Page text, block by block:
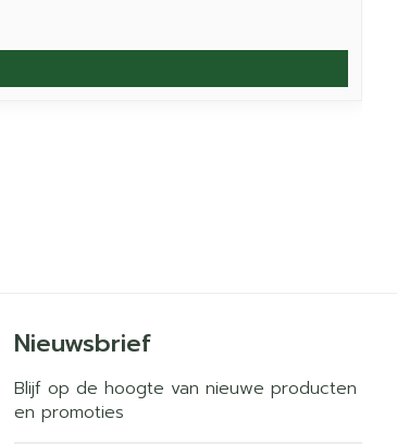
Nieuwsbrief
Blijf op de hoogte van nieuwe producten
en promoties